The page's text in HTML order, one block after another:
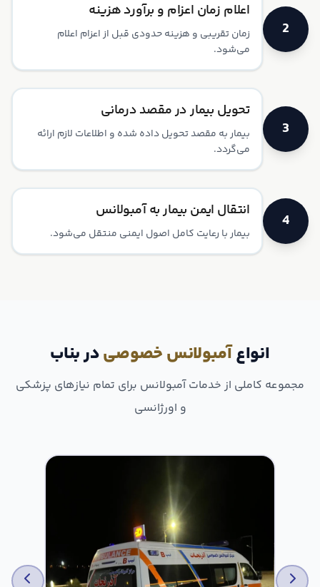
2
اعلام زمان اعزام و برآورد هزینه
زمان تقریبی و هزینه حدودی قبل از اعزام اعلام
می‌شود.
3
تحویل بیمار در مقصد درمانی
بیمار به مقصد تحویل داده شده و اطلاعات لازم ارائه
می‌گردد.
4 انتقال ایمن بیمار به آمبولانس
بیمار با رعایت کامل اصول ایمنی منتقل می‌شود.
انواعآمبولانس خصوصیدر بناب
مجموعه کاملی از خدمات آمبولانس برای تمام نیازهای پزشکی
و اورژانسی